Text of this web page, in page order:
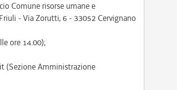
Comune risorse umane e
- Via Zorutti, 6 - 33052 Cervignano
ore 14.00);
(Sezione Amministrazione